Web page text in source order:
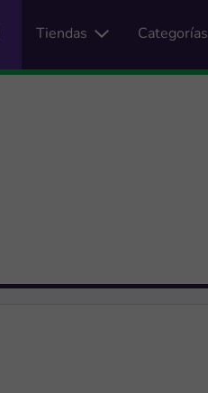
Tiendas Categorías